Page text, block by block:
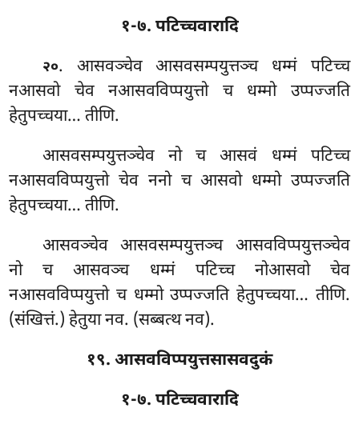
१-७. पटिच्चवारादि
२०. आसवञ्चेवआसवसम्पयुत्तञ्च धम्मं पटिच्च
नआसवो चेव नआसवविप्पयुत्तो च धम्मो उप्पज्जति
हेतुपच्चया… तीणि.
आसवसम्पयुत्तञ्चेव नो च आसवं धम्मं पटिच्च
नआसवविप्पयुत्तो चेव ननो च आसवो धम्मो उप्पज्जति
हेतुपच्चया… तीणि.
आसवञ्चेव आसवसम्पयुत्तञ्च आसवविप्पयुत्तञ्चेव
नो च आसवञ्च धम्मं पटिच्च नोआसवो चेव
नआसवविप्पयुत्तो च धम्मो उप्पज्जति हेतुपच्चया… तीणि.
(संखित्तं.) हेतुया नव. (सब्बत्थ नव).
१९. आसवविप्पयुत्तसासवदुकं
१-७. पटिच्चवारादि